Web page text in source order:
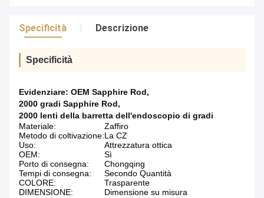
Specificità Descrizione
Specificità
Evidenziare: OEM Sapphire Rod,
2000 gradi Sapphire Rod,
2000 lenti della barretta dell'endoscopio di gradi
Materiale:
Zaffiro
Metodo di coltivazione:La CZ
Uso:
Attrezzatura ottica
OEM:
Sì
Porto di consegna:
Chongqing
Tempi di consegna:
Secondo Quantità
COLORE:
Trasparente
DIMENSIONE:
Dimensione su misura